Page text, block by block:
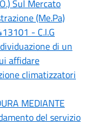
Sul Mercato
(Me.Pa)
- C.I.G
di un
affidare
climatizzatori
MEDIANTE
del servizio